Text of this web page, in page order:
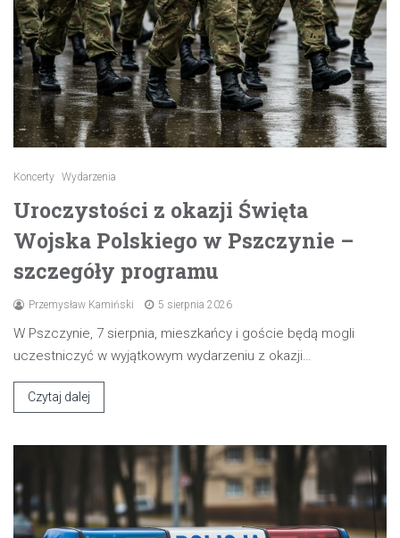
Koncerty Wydarzenia
Uroczystości z okazji Święta
Wojska Polskiego w Pszczynie –
szczegóły programu
Przemysław Kamiński 5 sierpnia 2026
W Pszczynie, 7 sierpnia, mieszkańcy i goście będą mogli
uczestniczyć w wyjątkowym wydarzeniu z okazji…
Czytaj dalej